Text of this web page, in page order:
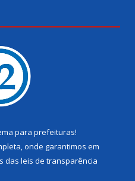
para prefeituras!
onde garantimos em
das leis de transparência